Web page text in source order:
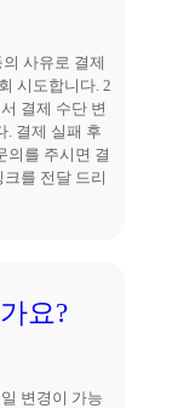
사유로 결제
시도합니다. 2
결제 수단 변
. 결제 실패 후
의를 주시면 결
를 전달 드리
요?
변경이 가능